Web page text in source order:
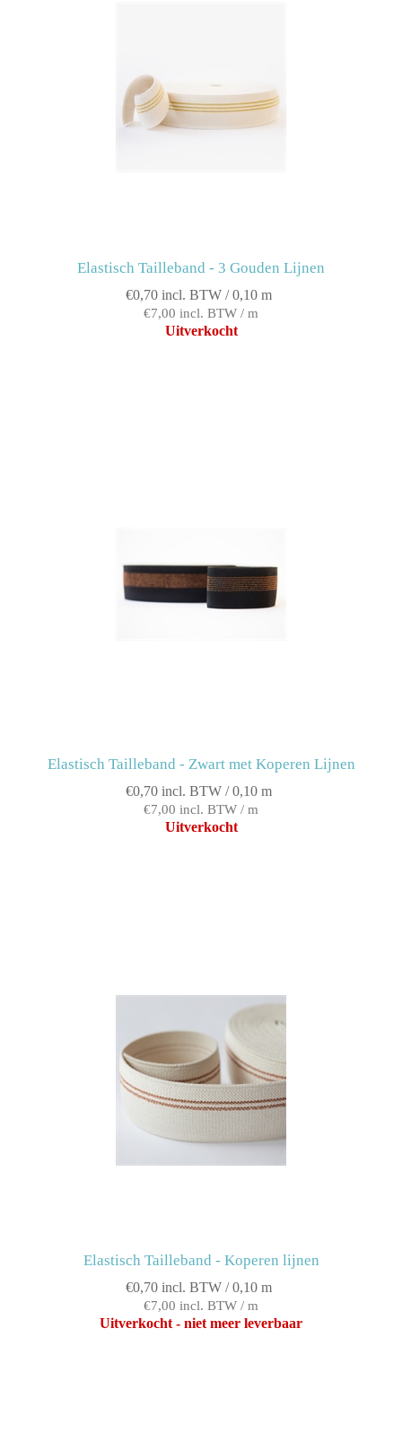
Elastisch Tailleband - 3 Gouden Lijnen
€0,70 incl. BTW / 0,10 m
€7,00 incl. BTW / m
Uitverkocht
Elastisch Tailleband - Zwart met Koperen Lijnen
€0,70 incl. BTW / 0,10 m
€7,00 incl. BTW / m
Uitverkocht
Elastisch Tailleband - Koperen lijnen
€0,70 incl. BTW / 0,10 m
€7,00 incl. BTW / m
Uitverkocht - niet meer leverbaar